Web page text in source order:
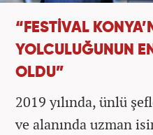
“FESTİVAL
YOLCULUĞUNUN
OLDU”
2019 yılında, ünlü
ve alanında uzman